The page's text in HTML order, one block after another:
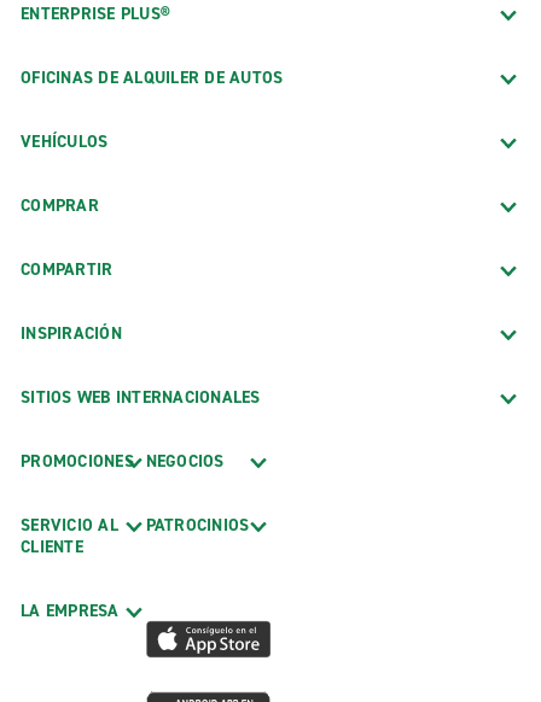
ENTERPRISE PLUS®
OFICINAS DE ALQUILER DE AUTOS
VEHÍCULOS
COMPRAR
COMPARTIR
INSPIRACIÓN
SITIOS WEB INTERNACIONALES
PROMOCIONES
SERVICIO AL
CLIENTE
LA EMPRESA
NEGOCIOS
PATROCINIOS